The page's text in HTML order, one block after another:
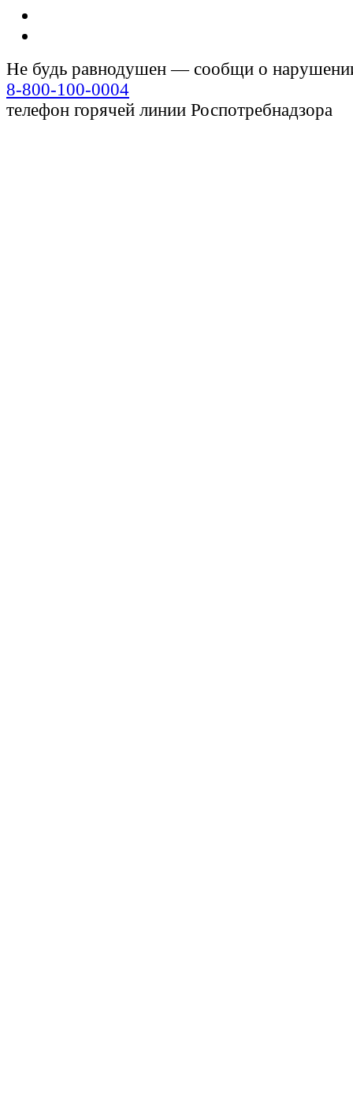
Не будь равнодушен — сообщи о
8-800-100-0004
телефон горячей линии Роспотребнадзора